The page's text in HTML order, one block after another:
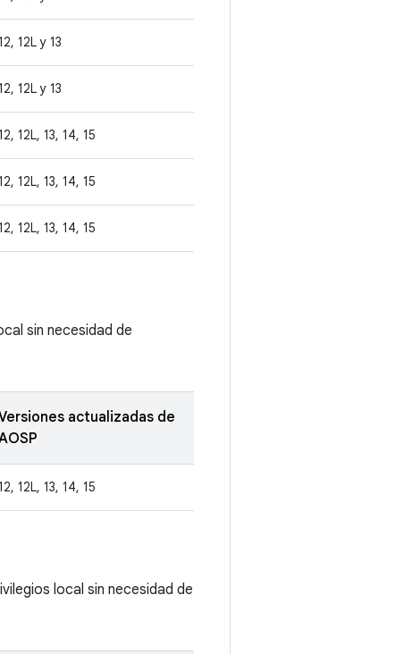
12L y 13
12L y 13
12L, 13, 14, 15
12L, 13, 14, 15
12L, 13, 14, 15
sin necesidad de
actualizadas de
12L, 13, 14, 15
local sin necesidad de